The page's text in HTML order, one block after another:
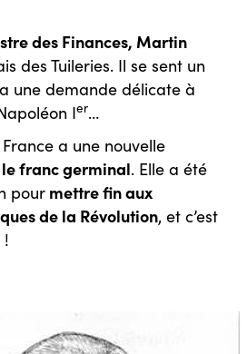
des Finances, Martin
des Tuileries. Il se sent un
une demande délicate à
Ier…
a une nouvelle
le franc germinal. Elle a été
pour mettre fin aux
de la Révolution, et c’est
!